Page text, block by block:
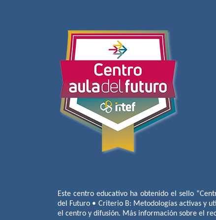
Este centro educativo ha obtenido el sello
del Futuro • Criterio B: Metodologías activas y
el centro y difusión. Más información sobre el